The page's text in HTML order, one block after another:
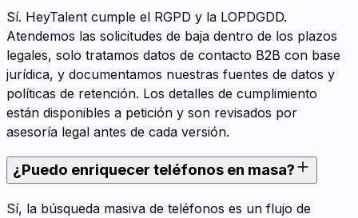
Sí. HeyTalent cumple el RGPD y la LOPDGDD.
Atendemos las solicitudes de baja dentro de los plazos
legales, solo tratamos datos de contacto B2B con base
jurídica, y documentamos nuestras fuentes de datos y
políticas de retención. Los detalles de cumplimiento
están disponibles a petición y son revisados por
asesoría legal antes de cada versión.
¿Puedo enriquecer teléfonos en masa?
Sí, la búsqueda masiva de teléfonos es un flujo de